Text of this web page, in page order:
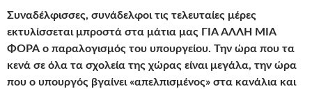
Συναδέλφισσες, συνάδελφοι τις τελευταίες μέρες
εκτυλίσσεται μπροστά στα μάτια μας ΓΙΑ ΑΛΛΗ ΜΙΑ
ΦΟΡΑ ο παραλογισμός του υπουργείου. Την ώρα που τα
κενά σε όλα τα σχολεία της χώρας είναι μεγάλα, την ώρα
που ο υπουργός βγαίνει «απελπισμένος» στα κανάλια και